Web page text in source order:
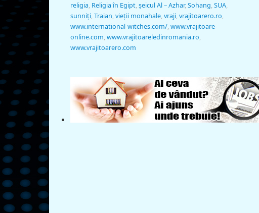
religia, Religia în Egipt,şeicul Al – Azhar,Sohang,SUA,
sunniţi,Traian,vieţii monahale,vraji,vrajitoarero.ro,
www.international-witches.com/,www.vrajitoare-
online.com,www.vrajitoareledinromania.ro,
www.vrajitoarero.com